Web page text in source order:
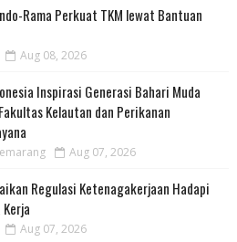
Rama Perkuat TKM lewat Bantuan
Aug 08, 2026
Inspirasi Generasi Bahari Muda
Kelautan dan Perikanan
Aug 07, 2026
Regulasi Ketenagakerjaan Hadapi
Aug 07, 2026